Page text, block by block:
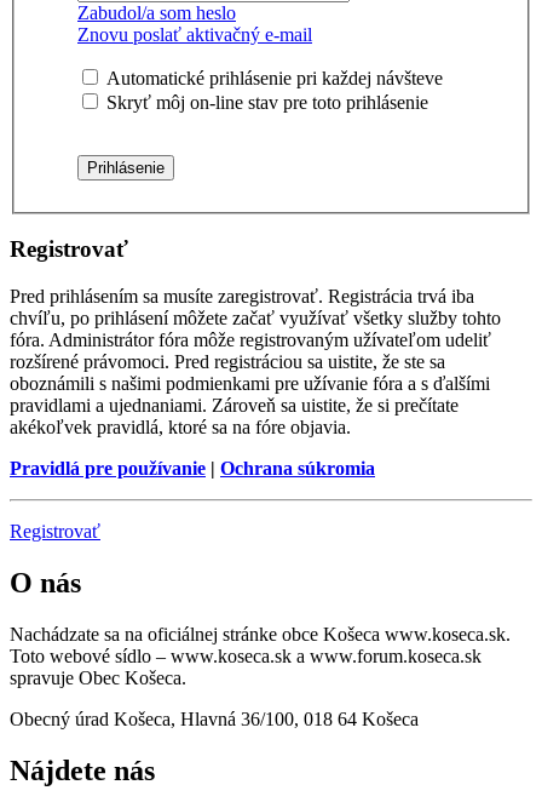
Zabudol/a som heslo
Znovu poslať aktivačný e-mail
Automatické prihlásenie pri každej návšteve
Skryť môj on-line stav pre toto prihlásenie
Registrovať
Pred prihlásením sa musíte zaregistrovať. Registrácia trvá iba
chvíľu, po prihlásení môžete začať využívať všetky služby tohto
fóra. Administrátor fóra môže registrovaným užívateľom udeliť
rozšírené právomoci. Pred registráciou sa uistite, že ste sa
oboznámili s našimi podmienkami pre užívanie fóra a s ďalšími
pravidlami a ujednaniami. Zároveň sa uistite, že si prečítate
akékoľvek pravidlá, ktoré sa na fóre objavia.
Pravidlá pre používanie | Ochrana súkromia
Registrovať
O nás
Nachádzate sa na oficiálnej stránke obce Košeca www.koseca.sk.
Toto webové sídlo – www.koseca.sk a www.forum.koseca.sk
spravuje Obec Košeca.
Obecný úrad Košeca, Hlavná 36/100, 018 64 Košeca
Nájdete nás